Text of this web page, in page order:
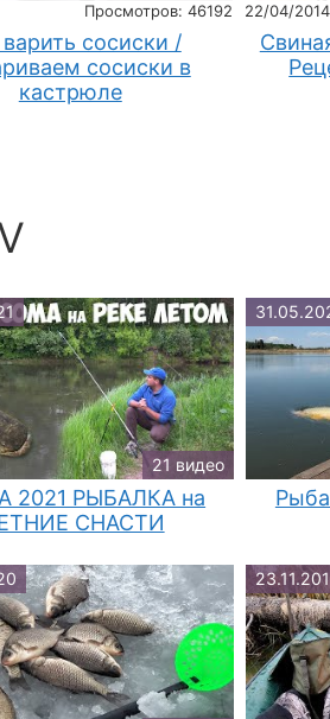
Просмотров: 46192
сосиски /
сосиски в
кастрюле
22/04/2014
21 видео
2021 РЫБАЛКА на
СНАСТИ